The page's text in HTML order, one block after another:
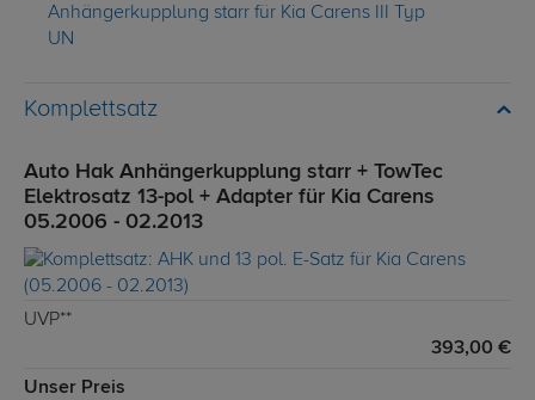
Anhängerkupplung starr für Kia Carens III Typ
UN
Komplettsatz
Auto Hak Anhängerkupplung starr + TowTec
Elektrosatz 13-pol + Adapter für Kia Carens
05.2006 - 02.2013
UVP**
393,00 €
Unser Preis